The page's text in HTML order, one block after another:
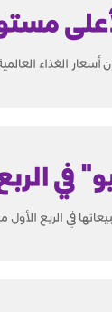
في 7
أسعار الغذاء
الربع
من 2021 فاقت مستويات ما